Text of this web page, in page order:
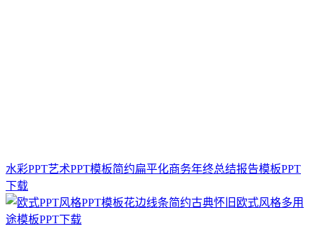
水彩PPT艺术PPT模板简约扁平化商务年终总结报告模板PPT
下载